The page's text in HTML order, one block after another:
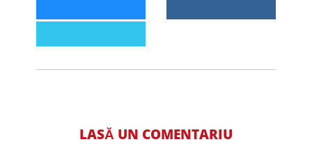
LASĂ UN COMENTARIU